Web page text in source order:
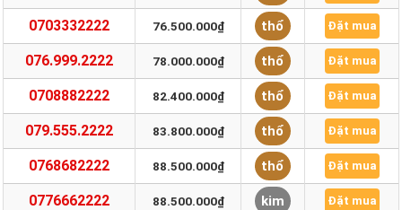
0703332222 76.500.000₫ thổ Đặt mua
076.999.2222 78.000.000₫ thổ Đặt mua
0708882222 82.400.000₫ thổ Đặt mua
079.555.2222 83.800.000₫ thổ Đặt mua
0768682222 88.500.000₫ thổ Đặt mua
0776662222 88.500.000₫ kim Đặt mua